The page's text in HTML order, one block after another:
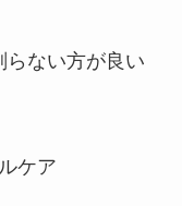
らない方が良い
ケア